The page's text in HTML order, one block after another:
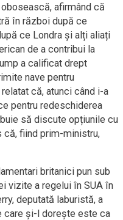
afirmând că
în război după ce
ce Londra și alți aliați
de a contribui la
a calificat drept
nave pentru
că, atunci când i-a
pentru redeschiderea
să discute opțiunile cu
că, fiind prim-ministru,
britanici pun sub
vizite a regelui în SUA în
deputată laburistă, a
care și-l dorește este ca